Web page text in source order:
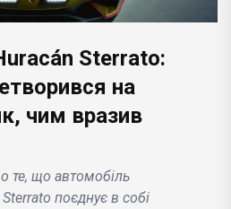
Sterrato:
на
чим вразив
те, що автомобіль
поєднує в собі